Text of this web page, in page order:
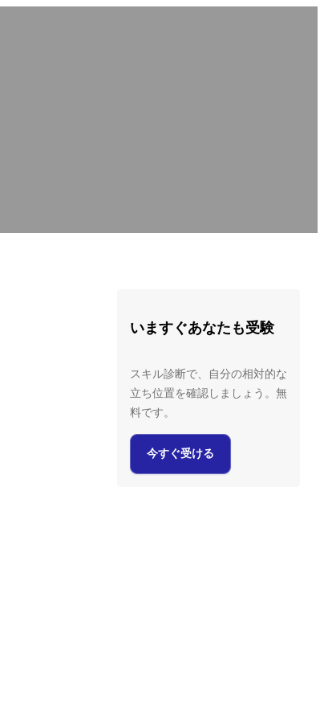
いますぐあなたも受験
スキル診断で、自分の相対的な
立ち位置を確認しましょう。無
料です。
今すぐ受ける